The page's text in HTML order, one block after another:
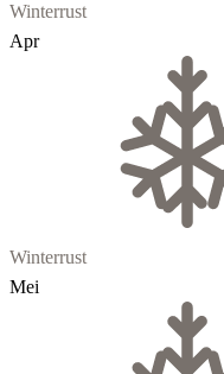
Winterrust
Apr
Winterrust
Mei